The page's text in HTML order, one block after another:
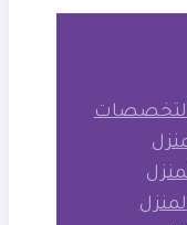
التخصصات